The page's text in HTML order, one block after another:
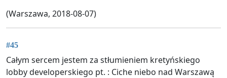
(Warszawa, 2018-08-07)
#45
Całym sercem jestem za stłumieniem kretyńskiego
lobby developerskiego pt. : Ciche niebo nad Warszawą